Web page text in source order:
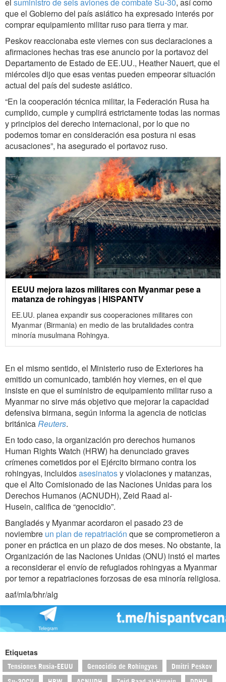
el suministro de seis aviones de combate Su-30, así como
que el Gobierno del país asiático ha expresado interés por
comprar equipamiento militar ruso para tierra y mar.
Peskov reaccionaba este viernes con sus declaraciones a
afirmaciones hechas tras ese anuncio por la portavoz del
Departamento de Estado de EE.UU., Heather Nauert, que el
miércoles dijo que esas ventas pueden empeorar situación
actual del país del sudeste asiático.
“En la cooperación técnica militar, la Federación Rusa ha
cumplido, cumple y cumplirá estrictamente todas las normas
y principios del derecho internacional, por lo que no
podemos tomar en consideración esa postura ni esas
acusaciones”, ha asegurado el portavoz ruso.
EEUU mejora lazos militares con Myanmar pese a
matanza de rohingyas | HISPANTV
EE.UU. planea expandir sus cooperaciones militares con
Myanmar (Birmania) en medio de las brutalidades contra
minoría musulmana Rohingya.
En el mismo sentido, el Ministerio ruso de Exteriores ha
emitido un comunicado, también hoy viernes, en el que
insiste en que el suministro de equipamiento militar ruso a
Myanmar no sirve más objetivo que mejorar la capacidad
defensiva birmana, según informa la agencia de noticias
británicaReuters.
En todo caso, la organización pro derechos humanos
Human Rights Watch (HRW) ha denunciado graves
crímenes cometidos por el Ejército birmano contra los
rohingyas, incluidosasesinatosy violaciones y matanzas,
que el Alto Comisionado de las Naciones Unidas para los
Derechos Humanos (ACNUDH), Zeid Raad al-
Husein, califica de “genocidio”.
Bangladés y Myanmar acordaron el pasado 23 de
noviembre un plan de repatriación que se comprometieron a
poner en práctica en un plazo de dos meses. No obstante, la
Organización de las Naciones Unidas (ONU) instó el martes
a reconsiderar el envío de refugiados rohingyas a Myanmar
por temor a repatriaciones forzosas de esa minoría religiosa.
aaf/mla/bhr/alg
Etiquetas
Tensiones Rusia-EEUU Genocidio de Rohingyas Dmitri Peskov
Su-30CV HRW ACNUDH Zeid Raad al-Husein DDHH